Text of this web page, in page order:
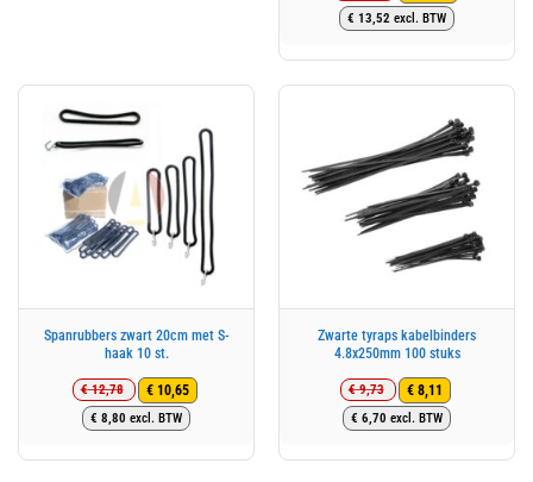
Oorspronkelijke
prijs
€ 19,99.
Huidige
prijs
€ 16,36.
€ 13,52 excl. BTW
Spanrubbers zwart 20cm met S-
haak 10 st.
€12,78
Oorspronkelijke
prijs
€ 12,78.
€ 10,65
Huidige
prijs
€ 10,65.
€ 8,80 excl. BTW
Zwarte tyraps kabelbinders
4.8x250mm 100 stuks
€9,73
Oorspronkelijke
prijs
€ 9,73.
€ 8,11
Huidige
prijs
€ 8,11.
€ 6,70 excl. BTW